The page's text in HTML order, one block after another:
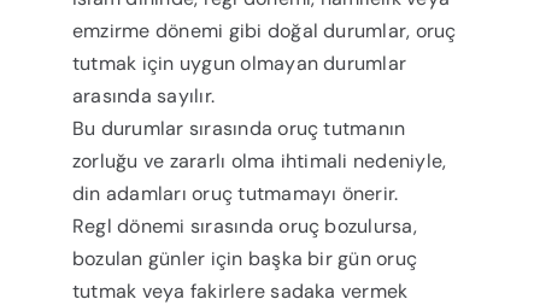
emzirme dönemi gibi doğal durumlar, oruç
tutmak için uygun olmayan durumlar
arasında sayılır.
Bu durumlar sırasında oruç tutmanın
zorluğu ve zararlı olma ihtimali nedeniyle,
din adamları oruç tutmamayı önerir.
Regl dönemi sırasında oruç bozulursa,
bozulan günler için başka bir gün oruç
tutmak veya fakirlere sadaka vermek